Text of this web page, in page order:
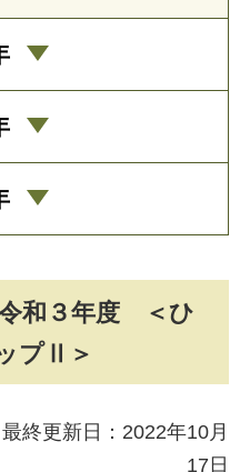
和３年度 ＜ひ
プⅡ＞
終更新日：2022年10月
17日